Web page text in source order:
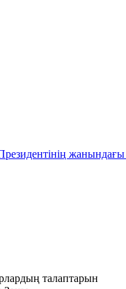
талаптарын